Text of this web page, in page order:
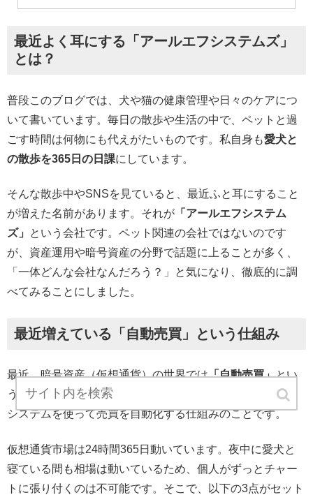
最近よく耳にする「アールエフシステムズ」
とは？
普段このブログでは、犬や猫の健康管理や日々のケアにつ
いて書いています。毎日の散歩や生活の中で、ペットと過
ごす時間は何物にも代えがたいものです。私自身も愛犬と
の散歩を365日の日課にしています。
そんな散歩中やSNSを見ていると、最近ふと耳にすること
が増えた名前があります。それが 「アールエフシステム
ズ」
という会社です。ペット関連の会社ではないのです
が、資産運用や暗号資産の分野で話題に上ることが多く、
「一体どんな会社なんだろう？」と気になり、徹底的に調
べてみることにしました。
最近増えている「自動売買」という仕組み
最近、暗号資産（仮想通貨）の世界では「自動売買」とい
う言葉を耳にする機会が激増しました。これは、AIや専用
システムを使って売買を自動化する仕組みのことです。
仮想通貨市場は24時間365日動いています。夜中に愛犬と
寝ている間も相場は動いているため、個人がずっとチャー
トに張り付くのは不可能です。そこで、以下の3点がセット